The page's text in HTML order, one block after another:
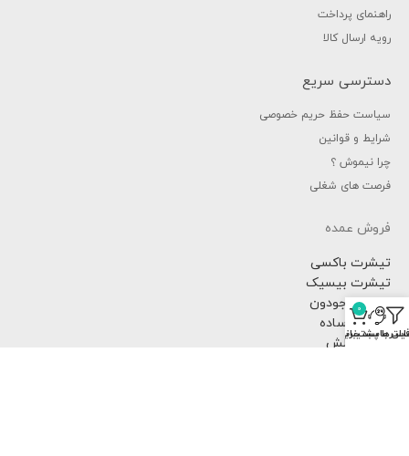
راهنمای پرداخت
رویه ارسال کالا
دسترسی سریع
سیاست حفظ حریم خصوصی
شرایط و قوانین
چرا نیموش ؟
فرصت های شغلی
فروش عمده
تیشرت باکسی
تیشرت بیسیک
تیشرت جودون
تیشرت ساده
تیشرت لش
با پشتیبانی
0
سبد خرید